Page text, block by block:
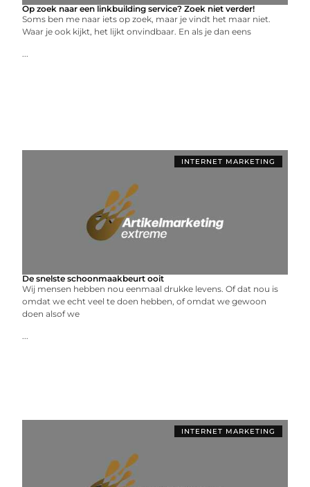
Op zoek naar een linkbuilding service? Zoek niet verder!
Soms ben me naar iets op zoek, maar je vindt het maar niet.
Waar je ook kijkt, het lijkt onvindbaar. En als je dan eens
...
INTERNET MARKETING
De snelste schoonmaakbeurt ooit
Wij mensen hebben nou eenmaal drukke levens. Of dat nou is
omdat we echt veel te doen hebben, of omdat we gewoon
doen alsof we
...
INTERNET MARKETING